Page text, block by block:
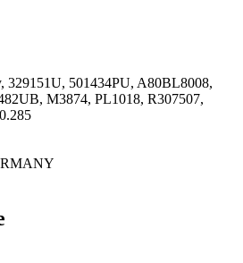
329151U, 501434PU, A80BL8008,
M3874, PL1018, R307507,